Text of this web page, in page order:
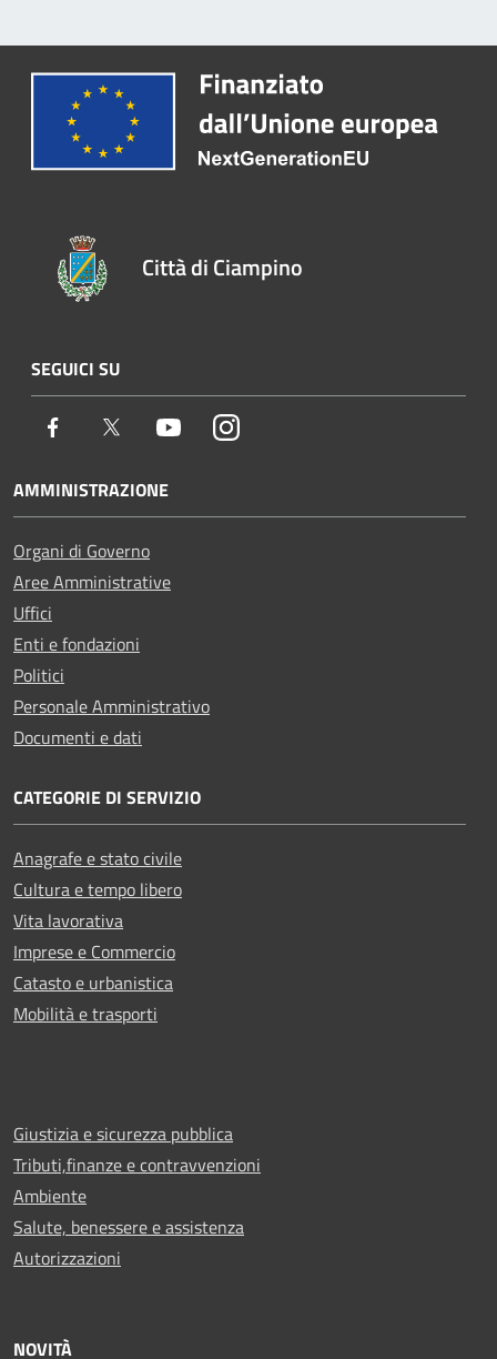
Città di Ciampino
SEGUICI SU
Facebook Twitter YoutubeInstagram
AMMINISTRAZIONE
Organi di Governo
Aree Amministrative
Uffici
Enti e fondazioni
Politici
Personale Amministrativo
Documenti e dati
CATEGORIE DI SERVIZIO
Anagrafe e stato civile
Cultura e tempo libero
Vita lavorativa
Imprese e Commercio
Catasto e urbanistica
Mobilità e trasporti
Giustizia e sicurezza pubblica
Tributi,finanze e contravvenzioni
Ambiente
Salute, benessere e assistenza
Autorizzazioni
NOVITÀ